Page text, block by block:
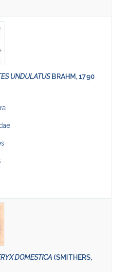
UNDULATUS BRAHM, 1790
DOMESTICA (SMITHERS,